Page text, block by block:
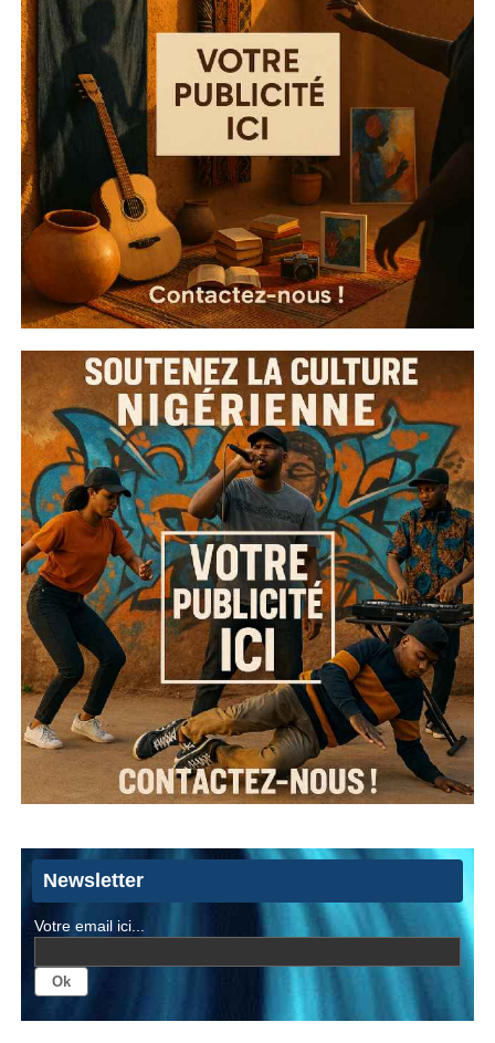
Newsletter
Votre email ici...